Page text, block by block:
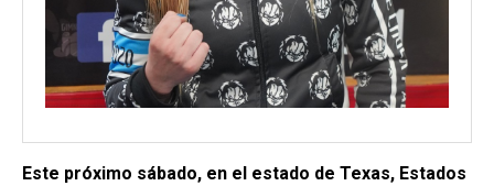
Este próximo sábado, en el estado de Texas, Estados